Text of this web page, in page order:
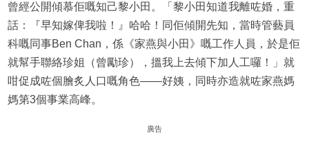
曾經公開傾慕佢嘅知己黎小田。「黎小田知道我離咗婚，重
話：『早知嫁俾我啦！』哈哈！同佢傾開先知，當時管藝員
科嘅同事Ben Chan，係《家燕與小田》嘅工作人員，於是佢
就幫手聯絡珍姐（曾勵珍），搵我上去傾下加人工囉！」就
咁促成咗個膾炙人口嘅角色——好姨，同時亦造就咗家燕媽
媽第3個事業高峰。
廣告